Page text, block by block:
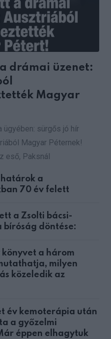
drámai üzenet:
Magyar
ügyében: sürgős jó hír
Magyar Péternek!
eső, Paksnál
határok a
70 év felett
a Zsolti bácsi-
bíróság döntése:
könyvet a három
milyen
közeledik az
év kemoterápia után
a győzelmi
éppen elhagytuk